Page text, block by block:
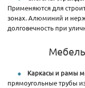
Применяются для
зонах. Алюминий и
долговечность при
Каркасы и рамы
прямоугольные трубы